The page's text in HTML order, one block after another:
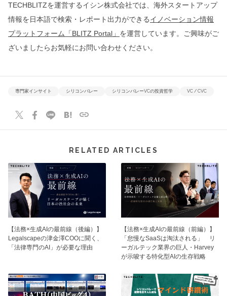
TECHBLITZを運営するイシン株式会社では、海外スタートアップ
情報を日本語で検索・レポート出力ができるイノベーション情報
プラットフォーム「BLITZ Portal」 を運営しています。ご興味がご
ざいましたらお気軽にお問い合わせください。
専門家インサイト シリコンバレー シリコンバレーVCの投資哲学 VC / CVC
RELATED ARTICLES
【法務×生成AIの最前線（後編）】
Legalscapeの津金澤COOに聞く、
「法律専門のAI」が必要な理由
【法務×生成AIの最前線（前編）】
「怠慢なSaaSは淘汰される」 リ
ーガルテック業界の巨人・Harvey
が示唆する特化型AIの生存戦略